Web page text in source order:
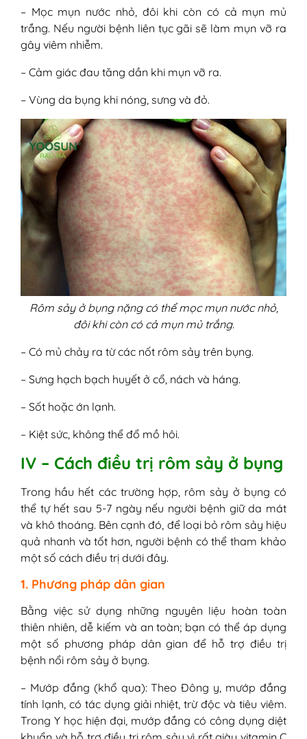
– Mọc mụn nước nhỏ, đôi khi còn có cả mụn mủ
trắng. Nếu người bệnh liên tục gãi sẽ làm mụn vỡ ra
gây viêm nhiễm.
– Cảm giác đau tăng dần khi mụn vỡ ra.
– Vùng da bụng khi nóng, sưng và đỏ.
Rôm sảy ở bụng nặng có thể mọc mụn nước nhỏ,
đôi khi còn có cả mụn mủ trắng.
– Có mủ chảy ra từ các nốt rôm sảy trên bụng.
– Sưng hạch bạch huyết ở cổ, nách và háng.
– Sốt hoặc ớn lạnh.
– Kiệt sức, không thể đổ mồ hôi.
IV – Cách điều trị rôm sảy ở bụng
Trong hầu hết các trường hợp, rôm sảy ở bụng có
thể tự hết sau 5-7 ngày nếu người bệnh giữ da mát
và khô thoáng. Bên cạnh đó, để loại bỏ rôm sảy hiệu
quả nhanh và tốt hơn, người bệnh có thể tham khảo
một số cách điều trị dưới đây.
1. Phương pháp dân gian
Bằng việc sử dụng những nguyên liệu hoàn toàn
thiên nhiên, dễ kiếm và an toàn; bạn có thể áp dụng
một số phương pháp dân gian để hỗ trợ điều trị
bệnh nổi rôm sảy ở bụng.
– Mướp đắng (khổ qua): Theo Đông y, mướp đắng
tính lạnh, có tác dụng giải nhiệt, trừ độc và tiêu viêm.
Trong Y học hiện đại, mướp đắng có công dụng diệt